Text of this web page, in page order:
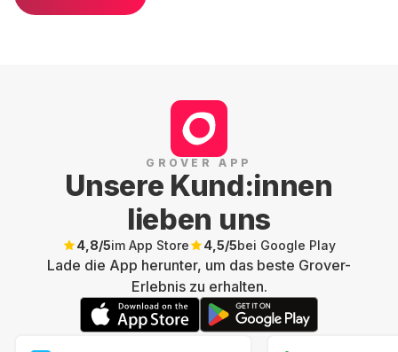
GROVER APP
Unsere Kund:innen
lieben uns
4,8/5im App Store 4,5/5bei Google Play
Lade die App herunter, um das beste Grover-
Erlebnis zu erhalten.